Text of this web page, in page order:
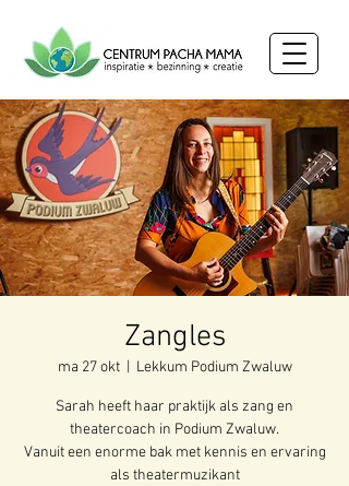
Zangles
ma 27 okt
  |
Lekkum Podium Zwaluw
Sarah heeft haar praktijk als zang en
theatercoach in Podium Zwaluw.
Vanuit een enorme bak met kennis en ervaring
als theatermuzikant